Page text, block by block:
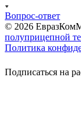
Вопрос-ответ
© 2026
полуприцепной
Политика
Подписаться на